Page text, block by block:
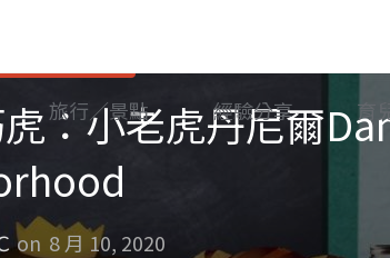
旅行／景點 經驗分享 育
虎：小老虎丹尼爾
on 8 月 10, 2020